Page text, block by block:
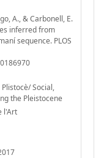
A., & Carbonell, E.
inferred from
sequence. PLOS
Social,
the Pleistocene
l'Art